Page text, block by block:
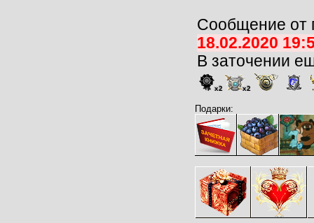
Сообщение от
18.02.2020
В заточении
x2 x2
Подарки: